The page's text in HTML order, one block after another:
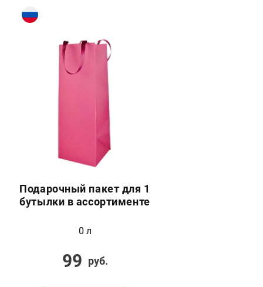
Подарочный пакет для 1
бутылки в ассортименте
0 л
99 руб.